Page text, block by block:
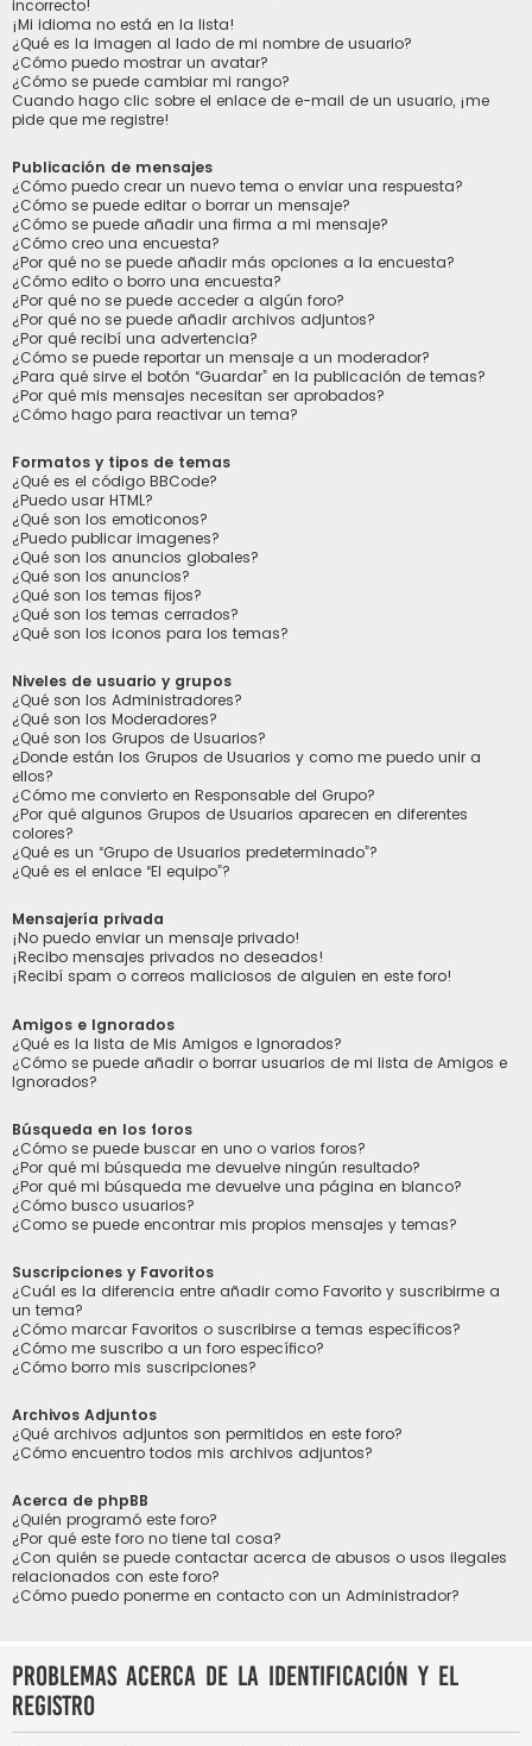
incorrecto!
¡Mi idioma no está en la lista!
¿Qué es la imagen al lado de mi nombre de usuario?
¿Cómo puedo mostrar un avatar?
¿Cómo se puede cambiar mi rango?
Cuando hago clic sobre el enlace de e-mail de un usuario, ¡me
pide que me registre!
Publicación de mensajes
¿Cómo puedo crear un nuevo tema o enviar una respuesta?
¿Cómo se puede editar o borrar un mensaje?
¿Cómo se puede añadir una firma a mi mensaje?
¿Cómo creo una encuesta?
¿Por qué no se puede añadir más opciones a la encuesta?
¿Cómo edito o borro una encuesta?
¿Por qué no se puede acceder a algún foro?
¿Por qué no se puede añadir archivos adjuntos?
¿Por qué recibí una advertencia?
¿Cómo se puede reportar un mensaje a un moderador?
¿Para qué sirve el botón “Guardar” en la publicación de temas?
¿Por qué mis mensajes necesitan ser aprobados?
¿Cómo hago para reactivar un tema?
Formatos y tipos de temas
¿Qué es el código BBCode?
¿Puedo usar HTML?
¿Qué son los emoticonos?
¿Puedo publicar imagenes?
¿Qué son los anuncios globales?
¿Qué son los anuncios?
¿Qué son los temas fijos?
¿Qué son los temas cerrados?
¿Qué son los iconos para los temas?
Niveles de usuario y grupos
¿Qué son los Administradores?
¿Qué son los Moderadores?
¿Qué son los Grupos de Usuarios?
¿Donde están los Grupos de Usuarios y como me puedo unir a
ellos?
¿Cómo me convierto en Responsable del Grupo?
¿Por qué algunos Grupos de Usuarios aparecen en diferentes
colores?
¿Qué es un “Grupo de Usuarios predeterminado”?
¿Qué es el enlace “El equipo”?
Mensajería privada
¡No puedo enviar un mensaje privado!
¡Recibo mensajes privados no deseados!
¡Recibí spam o correos maliciosos de alguien en este foro!
Amigos e Ignorados
¿Qué es la lista de Mis Amigos e Ignorados?
¿Cómo se puede añadir o borrar usuarios de mi lista de Amigos e
Ignorados?
Búsqueda en los foros
¿Cómo se puede buscar en uno o varios foros?
¿Por qué mi búsqueda me devuelve ningún resultado?
¿Por qué mi búsqueda me devuelve una página en blanco?
¿Cómo busco usuarios?
¿Como se puede encontrar mis propios mensajes y temas?
Suscripciones y Favoritos
¿Cuál es la diferencia entre añadir como Favorito y suscribirme a
un tema?
¿Cómo marcar Favoritos o suscribirse a temas específicos?
¿Cómo me suscribo a un foro específico?
¿Cómo borro mis suscripciones?
Archivos Adjuntos
¿Qué archivos adjuntos son permitidos en este foro?
¿Cómo encuentro todos mis archivos adjuntos?
Acerca de phpBB
¿Quién programó este foro?
¿Por qué este foro no tiene tal cosa?
¿Con quién se puede contactar acerca de abusos o usos ilegales
relacionados con este foro?
¿Cómo puedo ponerme en contacto con un Administrador?
Problemas acerca de la identificación y el
registro